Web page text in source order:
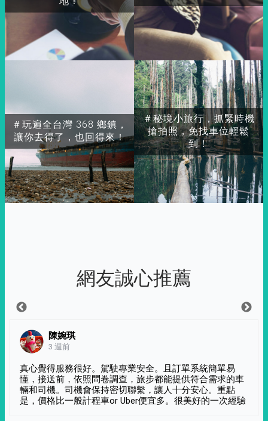
＃玩遍全台灣 368 鄉鎮，
讓你去得了，也回得來！
＃秘境小旅行，抓緊時機
搶拍照，免找車位輕鬆
到！
網友誠心推薦
陳婉琪
3 週前
真心覺得服務很好。駕駛專業安全。且訂單系統簡單易
懂，接送前，依照問卷調查，旅步都能提供符合需求的車
輛和司機。司機會保持密切聯繫，讓人十分安心。重點
是，價格比一般計程車or Uber便宜多。很美好的一次經驗